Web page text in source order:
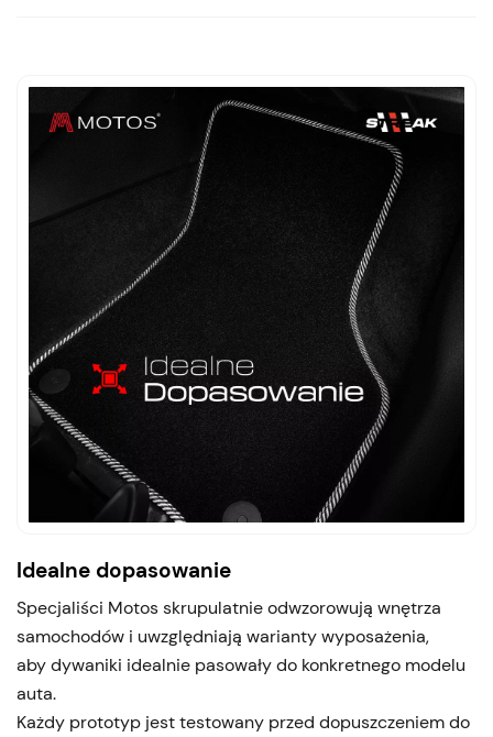
Idealne dopasowanie
Specjaliści Motos skrupulatnie odwzorowują wnętrza
samochodów i uwzględniają warianty wyposażenia,
aby dywaniki idealnie pasowały do konkretnego modelu
auta.
Każdy prototyp jest testowany przed dopuszczeniem do